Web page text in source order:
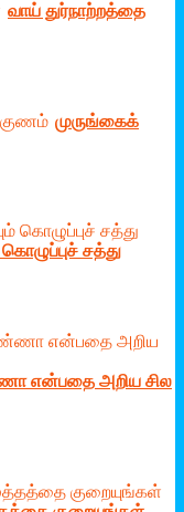
வாய் துர்நாற்றத்தை
முருங்கைக்
சத்து
என்பதை அறிய சில